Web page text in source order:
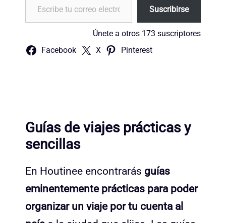
Suscribirse
Únete a otros 173 suscriptores
Facebook X Pinterest
Guías de viajes prácticas y
sencillas
En Houtinee encontrarás guías
eminentemente prácticas para poder
organizar un viaje por tu cuenta al